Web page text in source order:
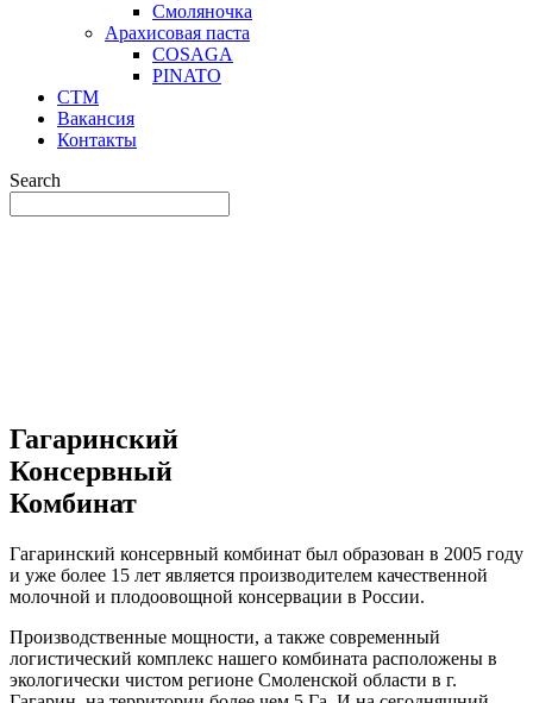
Смоляночка
Арахисовая паста
COSAGA
PINATO
СТМ
Вакансия
Контакты
Search
Гагаринский
Консервный
Комбинат
Гагаринский консервный комбинат был образован в 2005 году
и уже более 15 лет является производителем качественной
молочной и плодоовощной консервации в России.
Производственные мощности, а также современный
логистический комплекс нашего комбината расположены в
экологически чистом регионе Смоленской области в г.